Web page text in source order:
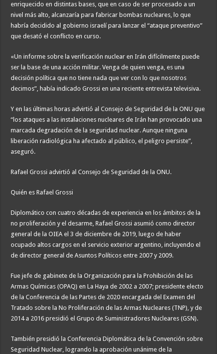
enriquecido en distintas bases, que en caso de ser procesado a un
nivel más alto, alcanzaría para fabricar bombas nucleares, lo que
habría decidido al gobierno israelí para lanzar el “ataque preventivo”
que desató el conflicto en curso.
«Un informe sobre la verificación nuclear en Irán difícilmente puede
ser la base de una acción militar. Venga de quien venga, es una
decisión política que no tiene nada que ver con lo que nosotros
decimos”, había indicado Grossi en una reciente entrevista televisiva.
Y en las últimas horas advirtió al Consejo de Seguridad de la ONU que
“los ataques a las instalaciones nucleares de Irán han provocado una
marcada degradación de la seguridad nuclear. Aunque ninguna
liberación radiológica ha afectado al público, el peligro persiste”,
aseguró.
Rafael Grossi advirtió al Consejo de Seguridad de la ONU.
Quién es Rafael Grossi
Diplomático con cuatro décadas de experiencia en los ámbitos de la
no proliferación y el desarme, Rafael Grossi asumió como director
general de la OIEA el 3 de diciembre de 2019, luego de haber
ocupado altos cargos en el servicio exterior argentino, incluyendo el
de director general de Asuntos Políticos entre 2007 y 2009.
Fue jefe de gabinete de la Organización para la Prohibición de las
Armas Químicas (OPAQ) en La Haya de 2002 a 2007; presidente electo
de la Conferencia de las Partes de 2020 encargada del Examen del
Tratado sobre la No Proliferación de las Armas Nucleares (TNP), y de
2014 a 2016 presidió el Grupo de Suministradores Nucleares (GSN).
También presidió la Conferencia Diplomática de la Convención sobre
Seguridad Nuclear, logrando la aprobación unánime de la